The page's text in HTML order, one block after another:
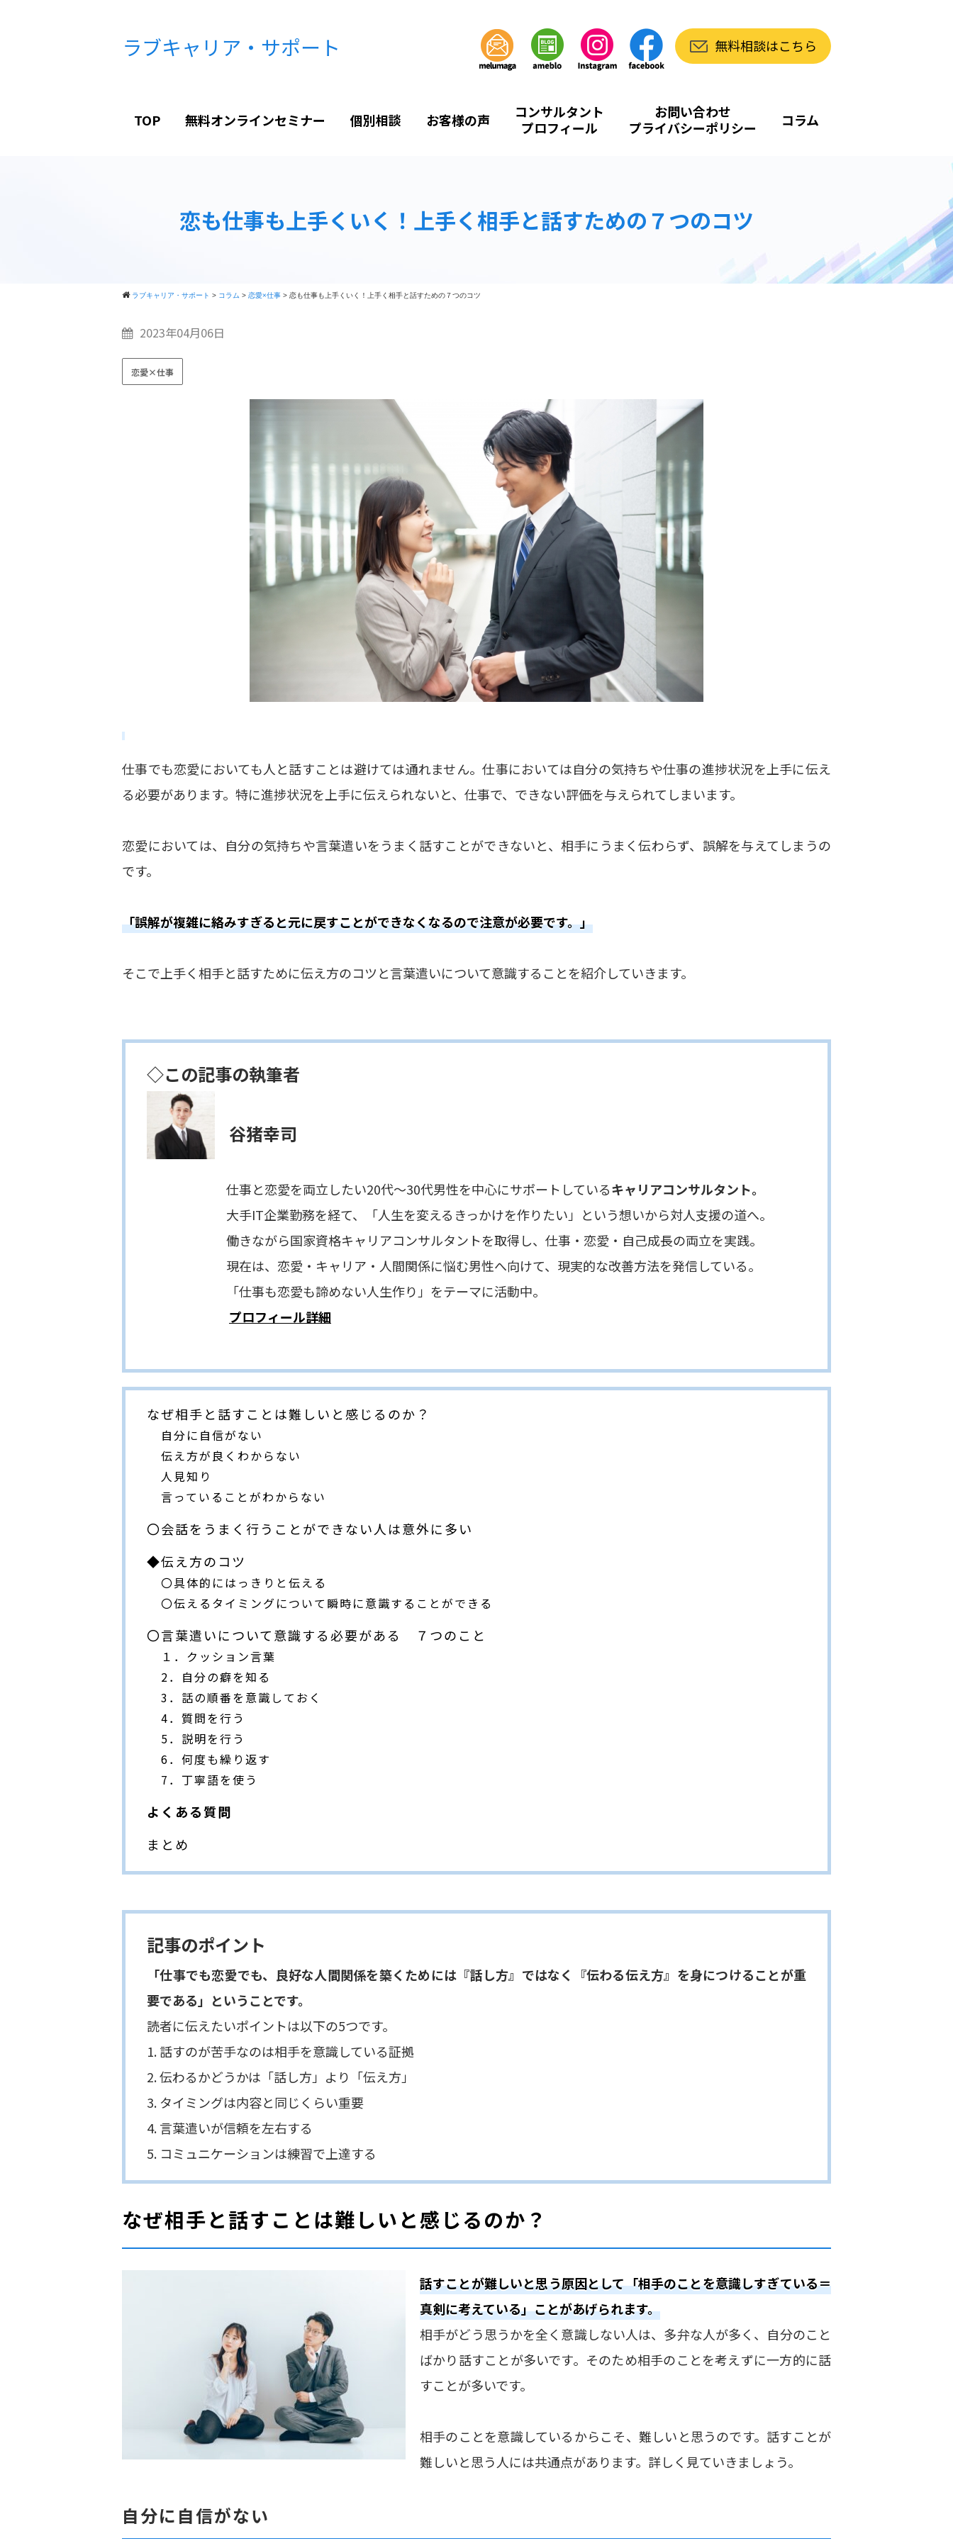
ラブキャリア・サポート 無料相談はこちら
TOP 無料オンラインセミナー 個別相談 お客様の声
コンサルタント
プロフィール
お問い合わせ
プライバシーポリシー
コラム
恋も仕事も上手くいく！上手く相手と話すための７つのコツ
ラブキャリア・サポート > コラム > 恋愛×仕事 > 恋も仕事も上手くいく！上手く相手と話すための７つのコツ
2023年04月06日
恋愛×仕事
仕事でも恋愛においても人と話すことは避けては通れません。仕事においては自分の気持ちや仕事の進捗状況を上手に伝え
る必要があります。特に進捗状況を上手に伝えられないと、仕事で、できない評価を与えられてしまいます。
恋愛においては、自分の気持ちや言葉遣いをうまく話すことができないと、相手にうまく伝わらず、誤解を与えてしまうの
です。
「誤解が複雑に絡みすぎると元に戻すことができなくなるので注意が必要です。」
そこで上手く相手と話すために伝え方のコツと言葉遣いについて意識することを紹介していきます。
◇この記事の執筆者
谷猪幸司
仕事と恋愛を両立したい20代〜30代男性を中心にサポートしているキャリアコンサルタント。
大手IT企業勤務を経て、「人生を変えるきっかけを作りたい」という想いから対人支援の道へ。
働きながら国家資格キャリアコンサルタントを取得し、仕事・恋愛・自己成長の両立を実践。
現在は、恋愛・キャリア・人間関係に悩む男性へ向けて、現実的な改善方法を発信している。
「仕事も恋愛も諦めない人生作り」をテーマに活動中。
プロフィール詳細
なぜ相手と話すことは難しいと感じるのか？
自分に自信がない
伝え方が良くわからない
人見知り
言っていることがわからない
〇会話をうまく行うことができない人は意外に多い
◆伝え方のコツ
〇具体的にはっきりと伝える
〇伝えるタイミングについて瞬時に意識することができる
〇言葉遣いについて意識する必要がある ７つのこと
１．クッション言葉
2．自分の癖を知る
3．話の順番を意識しておく
4．質問を行う
5．説明を行う
6．何度も繰り返す
7．丁寧語を使う
よくある質問
まとめ
記事のポイント
「仕事でも恋愛でも、良好な人間関係を築くためには『話し方』ではなく『伝わる伝え方』を身につけることが重
要である」ということです。
読者に伝えたいポイントは以下の5つです。
1. 話すのが苦手なのは相手を意識している証拠
2. 伝わるかどうかは「話し方」より「伝え方」
3. タイミングは内容と同じくらい重要
4. 言葉遣いが信頼を左右する
5. コミュニケーションは練習で上達する
なぜ相手と話すことは難しいと感じるのか？
話すことが難しいと思う原因として「相手のことを意識しすぎている＝
真剣に考えている」ことがあげられます。
相手がどう思うかを全く意識しない人は、多弁な人が多く、自分のこと
ばかり話すことが多いです。そのため相手のことを考えずに一方的に話
すことが多いです。
相手のことを意識しているからこそ、難しいと思うのです。話すことが
難しいと思う人には共通点があります。詳しく見ていきましょう。
自分に自信がない